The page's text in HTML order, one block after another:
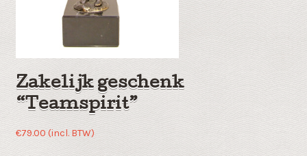
Zakelijk geschenk
“Teamspirit”
€79.00 (incl. BTW)